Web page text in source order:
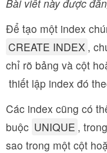
Bài viết này được
Để tạo một index
CREATE INDEX ,
chỉ rõ bảng và cột
thiết lập index đó
Các index cũng có
buộc UNIQUE ,
sao trong một cột